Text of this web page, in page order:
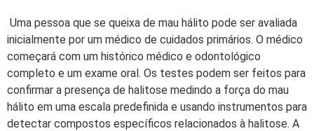
Uma pessoa que se queixa de mau hálito pode ser avaliada
inicialmente por um médico de cuidados primários. O médico
começará com um histórico médico e odontológico
completo e um exame oral. Os testes podem ser feitos para
confirmar a presença de halitose medindo a força do mau
hálito em uma escala predefinida e usando instrumentos para
detectar compostos específicos relacionados à halitose. A